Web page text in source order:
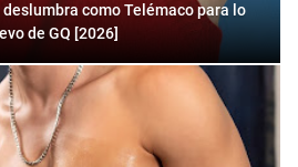
deslumbra como Telémaco para lo
de GQ [2026]